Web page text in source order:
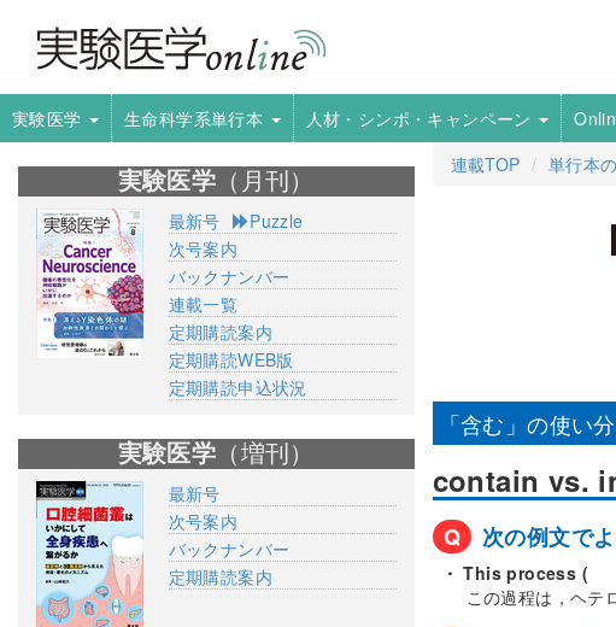
実験医学 生命科学系単行本 人材・シンポ・キャンペーン
連載TOP
単行本
「含む」の使い
contain vs.
Q 次の例文で
・ This process
この過程は，ヘテ
実験医学 （月刊）
最新号
Puzzle
次号案内
バックナンバー
連載一覧
定期購読案内
定期購読WEB版
定期購読申込状況
実験医学 （増刊）
最新号
次号案内
バックナンバー
定期購読案内